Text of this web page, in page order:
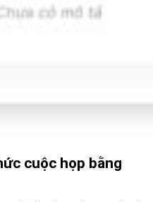
cuộc họp bằng